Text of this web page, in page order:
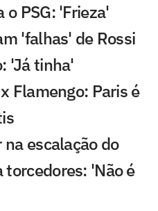
PSG: 'Frieza'
'falhas' de Rossi
'Já tinha'
Flamengo: Paris é
escalação do
'Não é